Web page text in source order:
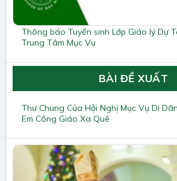
Thông báo Tuyển sinh Lớp Giáo lý Dự
Trung Tâm Mục Vụ
BÀI ĐỀ XUẤT
Thư Chung Của Hội Nghị Mục Vụ Di
Em Công Giáo Xa Quê